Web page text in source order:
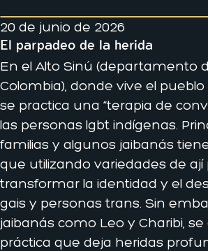
20 de junio de 2026
El parpadeo de la herida
En el Alto Sinú (departamento
Colombia), donde vive el
se practica una “terapia de
las personas lgbt indígenas.
familias y algunos jaibanás
que utilizando variedades de
transformar la identidad y el
gais y personas trans. Sin
jaibanás como Leo y Charibi,
práctica que deja heridas